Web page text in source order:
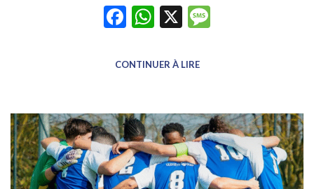
Facebook
WhatsApp
X
CONTINUER À LIRE